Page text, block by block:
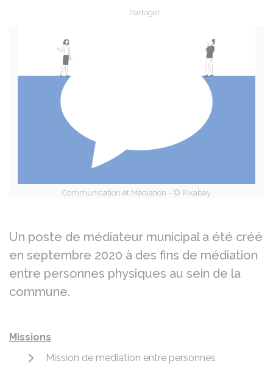
Partager
Communication et Médiation - © PIxabay
Un poste de médiateur municipal a été créé
en septembre 2020 à des fins de médiation
entre personnes physiques au sein de la
commune.
Missions
Mission de médiation entre personnes